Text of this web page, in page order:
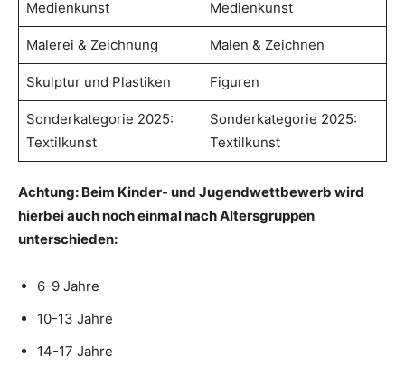
Medienkunst Medienkunst
Malerei & Zeichnung Malen & Zeichnen
Skulptur und Plastiken Figuren
Sonderkategorie 2025:
Textilkunst
Sonderkategorie 2025:
Textilkunst
Achtung: Beim Kinder- und Jugendwettbewerb wird
hierbei auch noch einmal nach Altersgruppen
unterschieden:
6-9 Jahre
10-13 Jahre
14-17 Jahre